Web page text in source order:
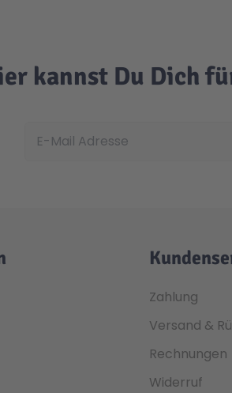
kannst Du Dich
Zahlung
Versand &
Rechnungen
Widerruf